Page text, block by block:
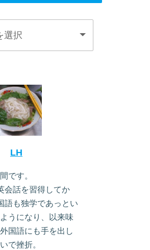
LH
です。
会話を習得してか
語も独学であっとい
うになり、以来味
国語にも手を出し
で挫折。